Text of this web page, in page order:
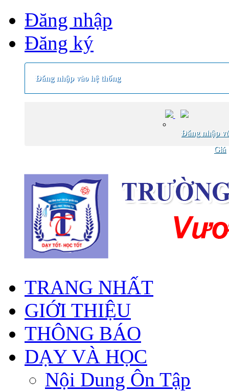
Đăng nhập
Đăng ký
Đăng nhập vào hệ thống
Đăng nhập
Giá
TRANG NHẤT
GIỚI THIỆU
THÔNG BÁO
DẠY VÀ HỌC
Nội Dung Ôn Tập